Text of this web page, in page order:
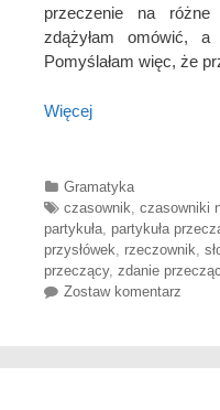
przeczenie na
zdążyłam omówić,
Pomyślałam więc, że
Więcej
Categories
Gramatyka
Tags
czasownik czasowniki
partykuła partykuła
przysłówek
rzeczownik
przeczący, zdanie
Zostaw komentarz